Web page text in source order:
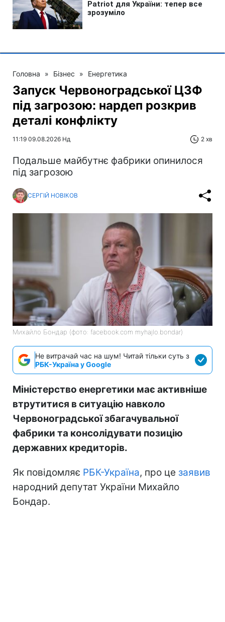
Головна » Бізнес » Енергетика
Запуск Червоноградської ЦЗФ
під загрозою: нардеп розкрив
деталі конфлікту
11:19 09.08.2026 Нд 2 хв
Подальше майбутнє фабрики опинилося
під загрозою
СЕРГІЙ НОВІКОВ
Михайло Бондар (фото: facebook.com myhajlo.bondar)
Не витрачай час на шум! Читай тільки суть з
РБК-Україна у Google
Міністерство енергетики має активніше
втрутитися в ситуацію навколо
Червоноградської збагачувальної
фабрики та консолідувати позицію
державних кредиторів.
Як повідомляє РБК-Україна, про це заявив
народний депутат України Михайло
Бондар.